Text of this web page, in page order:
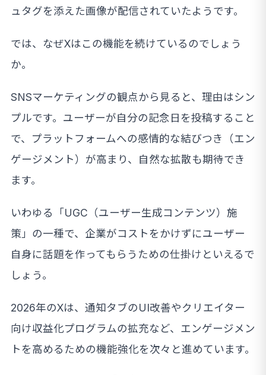
ュタグを添えた画像が配信されていたようです。
では、なぜXはこの機能を続けているのでしょう
か。
SNSマーケティングの観点から見ると、理由はシン
プルです。ユーザーが自分の記念日を投稿すること
で、プラットフォームへの感情的な結びつき（エン
ゲージメント）が高まり、自然な拡散も期待でき
ます。
いわゆる「UGC（ユーザー生成コンテンツ）施
策」の一種で、企業がコストをかけずにユーザー
自身に話題を作ってもらうための仕掛けといえるで
しょう。
2026年のXは、通知タブのUI改善やクリエイター
向け収益化プログラムの拡充など、エンゲージメン
トを高めるための機能強化を次々と進めています。